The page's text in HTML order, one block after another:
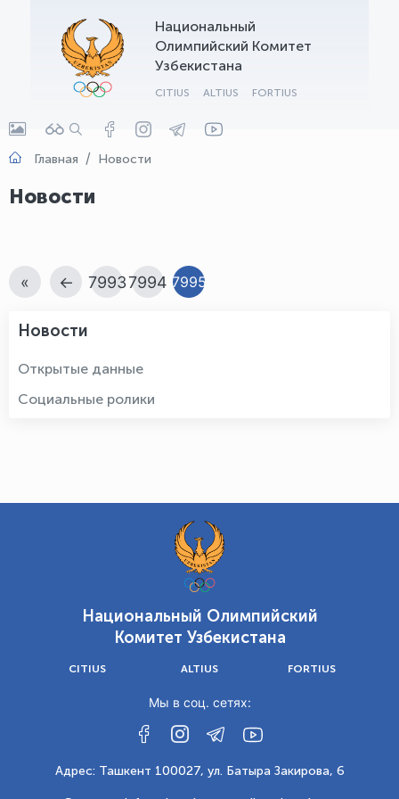
Национальный
Олимпийский Комитет
Узбекистана
CITIUS ALTIUS FORTIUS
Главная Новости
Новости
« ← 79937994 7995
Новости
Открытые данные
Социальные ролики
Национальный Олимпийский
Комитет Узбекистана
CITIUS ALTIUS FORTIUS
Мы в соц. сетях:
Адрес: Ташкент 100027, ул. Батыра Закирова, 6
OLYMPCHIK AI - yordamchi
Онлайн · olympic.uz